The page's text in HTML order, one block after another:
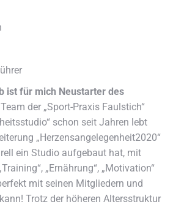
ist für mich Neustarter des
der „Sport-Praxis Faulstich“
schon seit Jahren lebt
„Herzensangelegenheit2020“
ein Studio aufgebaut hat, mit
„Ernährung“, „Motivation“
mit seinen Mitgliedern und
Trotz der höheren Altersstruktur